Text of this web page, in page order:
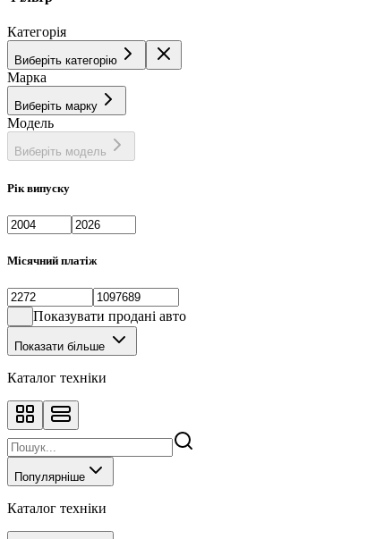
Категорія
Виберіть категорію
Марка
Виберіть марку
Модель
Виберіть модель
Рік випуску
Місячний платіж
Показувати продані авто
Показати більше
Каталог техніки
Популярніше
Каталог техніки